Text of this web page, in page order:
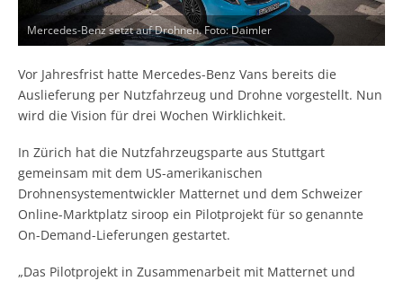
Mercedes-Benz setzt auf Drohnen. Foto: Daimler
Vor Jahresfrist hatte Mercedes-Benz Vans bereits die
Auslieferung per Nutzfahrzeug und Drohne vorgestellt. Nun
wird die Vision für drei Wochen Wirklichkeit.
In Zürich hat die Nutzfahrzeugsparte aus Stuttgart
gemeinsam mit dem US-amerikanischen
Drohnensystementwickler Matternet und dem Schweizer
Online-Marktplatz siroop ein Pilotprojekt für so genannte
On-Demand-Lieferungen gestartet.
„Das Pilotprojekt in Zusammenarbeit mit Matternet und